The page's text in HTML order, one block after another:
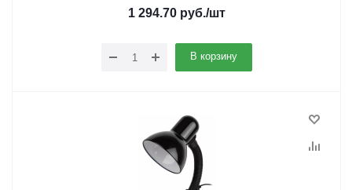
1 294.70 руб./шт
В корзину